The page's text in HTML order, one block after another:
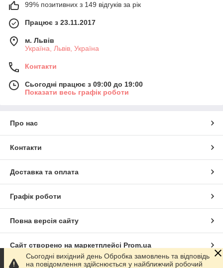
99% позитивних з 149 відгуків за рік
Працює з 23.11.2017
м. Львів
Україна, Львів, Україна
Контакти
Сьогодні працює з 09:00 до 19:00
Показати весь графік роботи
Про нас
Контакти
Доставка та оплата
Графік роботи
Повна версія сайту
Сайт створено на маркетплейсі Prom.ua
Сьогодні вихідний день Обробка замовлень та відповідь
на повідомлення здійснюється у найближчий робочий